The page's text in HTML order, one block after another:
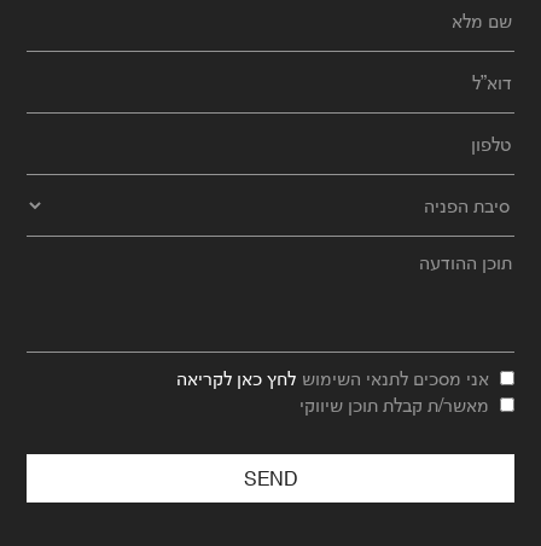
אני מסכים לתנאי השימוש לחץ כאן לקריאה
מאשר/ת קבלת תוכן שיווקי